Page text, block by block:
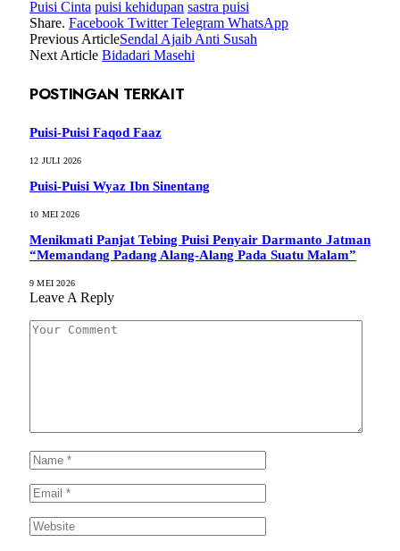
Puisi Cinta puisi kehidupan sastra puisi
Share. Facebook Twitter Telegram WhatsApp
Previous ArticleSendal Ajaib Anti Susah
Next Article Bidadari Masehi
POSTINGAN TERKAIT
Puisi-Puisi Faqod Faaz
12 JULI 2026
Puisi-Puisi Wyaz Ibn Sinentang
10 MEI 2026
Menikmati Panjat Tebing Puisi Penyair Darmanto Jatman
“Memandang Padang Alang-Alang Pada Suatu Malam”
9 MEI 2026
Leave A Reply